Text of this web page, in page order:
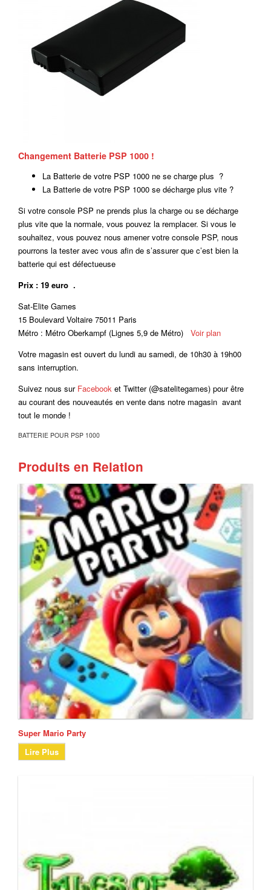
Changement Batterie PSP 1000 !
La Batterie de votre PSP 1000 ne se charge plus ?
La Batterie de votre PSP 1000 se décharge plus vite ?
Si votre console PSP ne prends plus la charge ou se décharge
plus vite que la normale, vous pouvez la remplacer. Si vous le
souhaitez, vous pouvez nous amener votre console PSP, nous
pourrons la tester avec vous afin de s’assurer que c’est bien la
batterie qui est défectueuse
Prix : 19 euro .
Sat-Elite Games
15 Boulevard Voltaire 75011 Paris
Métro : Métro Oberkampf (Lignes 5,9 de Métro) Voir plan
Votre magasin est ouvert du lundi au samedi, de 10h30 à 19h00
sans interruption.
Suivez nous sur Facebook et Twitter (@satelitegames) pour être
au courant des nouveautés en vente dans notre magasin avant
tout le monde !
BATTERIE POUR PSP 1000
Produits en Relation
Super Mario Party
Lire Plus